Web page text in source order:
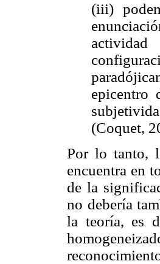
(iii)
actividad
epicentro
(Coquet,
Por lo tanto,
encuentra en
de la
no debería
la teoría, es